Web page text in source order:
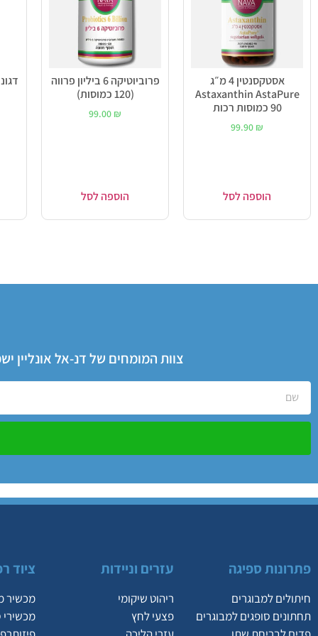
אסטקסנטין 4 מ״ג
Astaxanthin AstaPure
90 כמוסות רכות
99.90 ₪
הוספה לסל
פרוביוטיקה 6 ביליון פרווה
(120 כמוסות)
99.00 ₪
הוספה לסל
צוות המומחים של דנ-אל אונליין
פתרונות ספיגה
חיתולים למבוגרים
תחתונים סופגים למבוגרים
עזרים וניידות
ריהוט שיקומי
פצעי לחץ
ציוד
מכשיר